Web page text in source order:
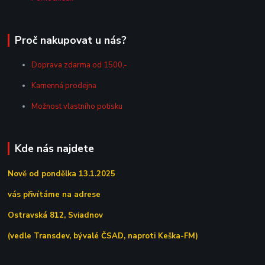
Proč nakupovat u nás?
Doprava zdarma od 1500,-
Kamenná prodejna
Možnost vlastního potisku
Kde nás najdete
Nově od pondělka 13.1.2025
vás přivítáme na adrese
Ostravská 812, Sviadnov
(vedle Transdev, bývalé ČSAD, naproti Keška-FM)